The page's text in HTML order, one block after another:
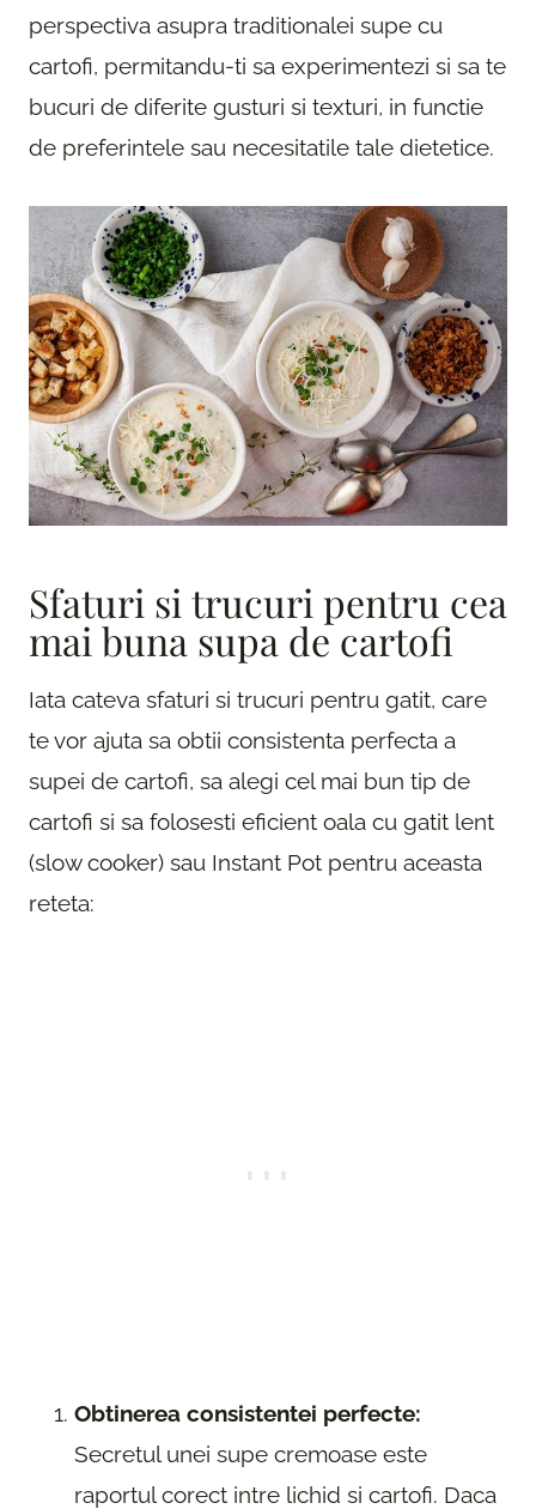
perspectiva asupra traditionalei supe cu
cartofi, permitandu-ti sa experimentezi si sa te
bucuri de diferite gusturi si texturi, in functie
de preferintele sau necesitatile tale dietetice.
Sfaturi si trucuri pentru cea
mai buna supa de cartofi
Iata cateva sfaturi si trucuri pentru gatit, care
te vor ajuta sa obtii consistenta perfecta a
supei de cartofi, sa alegi cel mai bun tip de
cartofi si sa folosesti eficient oala cu gatit lent
(slow cooker) sau Instant Pot pentru aceasta
reteta:
Obtinerea consistentei perfecte:
Secretul unei supe cremoase este
raportul corect intre lichid si cartofi. Daca